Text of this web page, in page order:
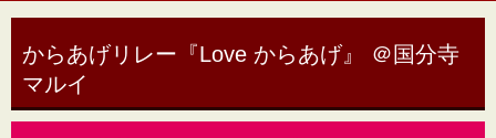
からあげリレー『Love からあげ』 ＠国分寺
マルイ